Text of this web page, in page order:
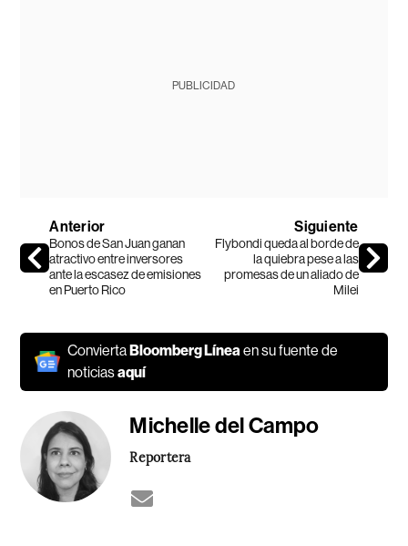
PUBLICIDAD
Anterior
Bonos de San Juan ganan
atractivo entre inversores
ante la escasez de emisiones
en Puerto Rico
Siguiente
Flybondi queda al borde de
la quiebra pese a las
promesas de un aliado de
Milei
ConviertaBloomberg Línea en su fuente de
noticiasaquí
Michelle del Campo
Reportera